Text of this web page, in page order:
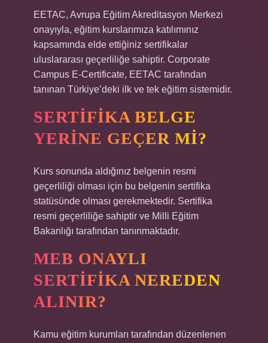
EETAC, Avrupa Eğitim Akreditasyon Merkezi
onayıyla, eğitim kurslarımıza katılımınız
kapsamında elde ettiğiniz sertifikalar
uluslararası geçerliliğe sahiptir. Corporate
Campus E-Certificate, EETAC tarafından
tanınan Türkiye’deki ilk ve tek eğitim sistemidir.
SERTIFIKA BELGE
YERINE GEÇER MI?
Kurs sonunda aldığınız belgenin resmi
geçerliliği olması için bu belgenin sertifika
statüsünde olması gerekmektedir. Sertifika
resmi geçerliliğe sahiptir ve Milli Eğitim
Bakanlığı tarafından tanınmaktadır.
MEB ONAYLI
SERTIFIKA NEREDEN
ALINIR?
Kamu eğitim kurumları tarafından düzenlenen